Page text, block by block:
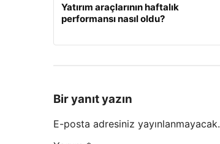
Yatırım araçlarının haftalık
performansı nasıl oldu?
Bir yanıt yazın
E-posta adresiniz yayınlanmayacak.